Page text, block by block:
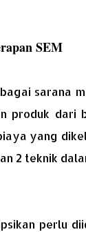
SEM
produk
yang
2 teknik
perlu